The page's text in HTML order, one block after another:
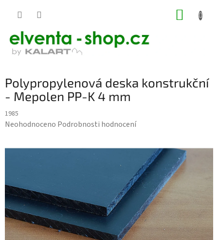
Polypropylenová deska konstrukční
- Mepolen PP-K 4 mm
1985
Průměrné
produktu
5
hvězdiček.
Neohodnoceno Podrobnosti hodnocení